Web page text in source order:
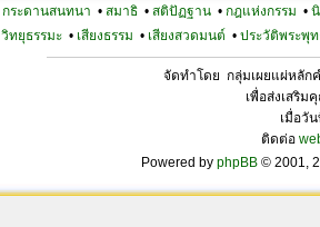
กระดานสนทนา • สมาธิ • สติปัฏฐาน • กฎแห่งกรรม •
วิทยุธรรมะ• เสียงธรรม • เสียงสวดมนต์ • ประวัติพระพุท
จัดทำโดย กลุ่มเผยแผ่หลัก
เพื่อส่งเสริม
เมื่อวั
ติดต่อ
Powered by phpBB © 2001,